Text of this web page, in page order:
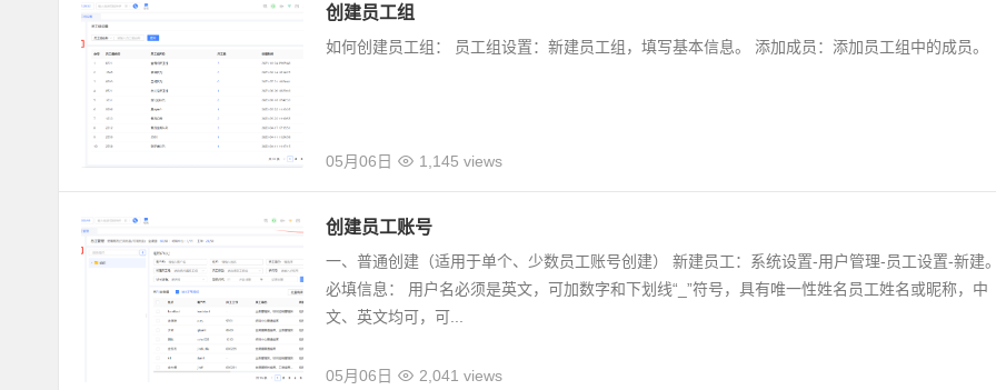
创建员工组
如何创建员工组： 员工组设置：新建员工组，填写基本信息。 添加成员：添加员工组中的成员。
05月06日 1,145 views
创建员工账号
一、普通创建（适用于单个、少数员工账号创建） 新建员工：系统设置-用户管理-员工设置-新建
必填信息： 用户名必须是英文，可加数字和下划线“_”符号，具有唯一性姓名员工姓名或昵称，中
文、英文均可，可...
05月06日 2,041 views